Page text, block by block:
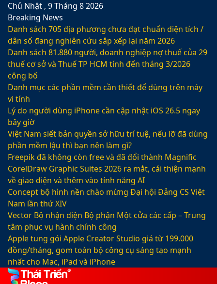
Chủ Nhật , 9 Tháng 8 2026
Breaking News
Danh sách 705 địa phương chưa đạt chuẩn diện tích /
dân số đang nghiên cứu sắp xếp lại năm 2026
Danh sách 81.880‬ người, doanh nghiệp nợ thuế của 29
thuế cơ sở và Thuế TP HCM tính đến tháng 3/2026
công bố
Danh mục các phần mềm cần thiết để dùng trên máy
vi tính
Lý do người dùng iPhone cần cập nhật iOS 26.5 ngay
bây giờ
Việt Nam siết bản quyền sở hữu trí tuệ, nếu lỡ đã dùng
phần mềm lậu thì bạn nên làm gì?
Freepik đã không còn free và đã đổi thành Magnific
CorelDraw Graphic Suites 2026 ra mắt, cải thiện mạnh
về giao diện và thêm vào tính năng AI
Concept bộ hình nền chào mừng Đại hội Đảng CS Việt
Nam lần thứ XIV
Vector Bộ nhận diện Bộ phận Một cửa các cấp – Trung
tâm phục vụ hành chính công
Apple tung gói Apple Creator Studio giá từ 199.000
đồng/tháng, gom toàn bộ công cụ sáng tạo mạnh
nhất cho Mac, iPad và iPhone
Facebook
X
LinkedIn
YouTube
Google
Sidebar
Switch